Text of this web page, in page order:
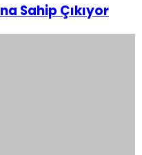
Sahip Çıkıyor